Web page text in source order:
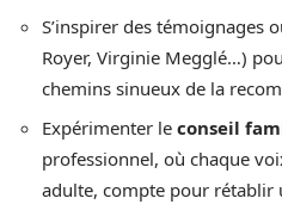
S’inspirer des témoignages
Royer, Virginie Megglé…)
chemins sinueux de la
Expérimenter le conseil
professionnel, où chaque
adulte, compte pour rétablir